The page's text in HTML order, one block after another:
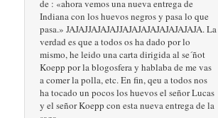
de : «ahora vemos una nueva entrega de
Indiana con los huevos negros y pasa lo que
pasa.» JAJAJJAJAJAJJAJAJAJAJAJAJAJAJA. La
verdad es que a todos os ha dado por lo
mismo, he leido una carta dirigida al se´ñot
Koepp por la blogosfera y hablaba de me vas
a comer la polla, etc. En fin, qeu a todos nos
ha tocado un pocos los huevos el señor Lucas
y el señor Koepp con esta nueva entrega de la